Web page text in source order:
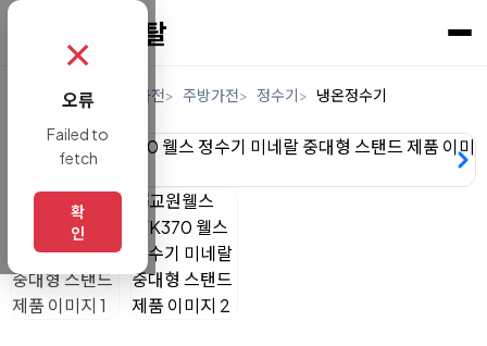
렌탈 디지털/가전 주방가전 정수기 냉온정수기
✗
오류
Failed to
fetch
확
인